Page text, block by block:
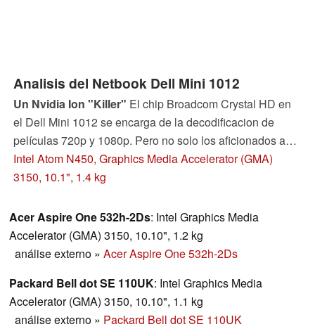
Analisis del Netbook Dell Mini 1012
Un Nvidia Ion "Killer" El chip Broadcom Crystal HD en
el Dell Mini 1012 se encarga de la decodificacion de
películas 720p y 1080p. Pero no solo los aficionados a
los juegos disfrutarán de la resolución HD de 1366x768
pixeles.
Intel Atom N450, Graphics Media Accelerator (GMA)
3150, 10.1", 1.4 kg
Acer Aspire One 532h-2Ds: Intel Graphics Media
Accelerator (GMA) 3150, 10.10", 1.2 kg
análise externo » Acer Aspire One 532h-2Ds
Packard Bell dot SE 110UK: Intel Graphics Media
Accelerator (GMA) 3150, 10.10", 1.1 kg
análise externo » Packard Bell dot SE 110UK